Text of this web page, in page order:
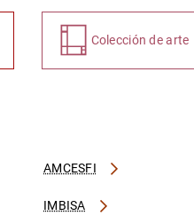
Colección de arte
AMCESFI
IMBISA